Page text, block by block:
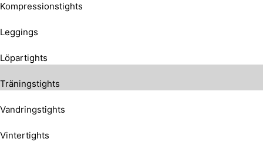
Kompressionstights
Leggings
Löpartights
Träningstights
Vandringstights
Vintertights